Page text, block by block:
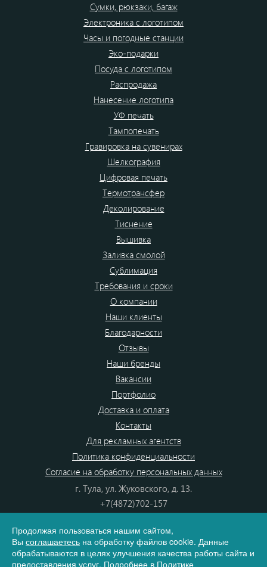
Сумки, рюкзаки, багаж
Электроника с логотипом
Часы и погодные станции
Эко-подарки
Посуда с логотипом
Распродажа
Нанесение логотипа
УФ печать
Тампопечать
Гравировка на сувенирах
Шелкография
Цифровая печать
Термотрансфер
Деколирование
Тиснение
Вышивка
Заливка смолой
Сублимация
Требования и сроки
О компании
Наши клиенты
Благодарности
Отзывы
Наши бренды
Вакансии
Портфолио
Доставка и оплата
Контакты
Для рекламных агентств
Политика конфиденциальности
Согласие на обработку персональных данных
г. Тула, ул. Жуковского, д. 13.
+7(4872)702-157
8(800) 555-80-87
e-mail:info@dono.su
Продолжая пользоваться нашим сайтом,
Вы соглашаетесь на обработку файлов cookie. Данные
обрабатываются в целях улучшения качества работы сайта и
предоставления услуг. Подробнее в Политике